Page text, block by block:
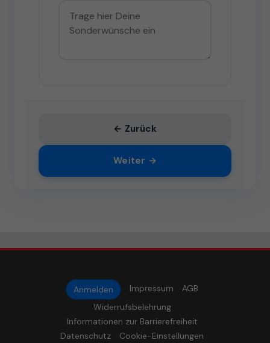
← Zurück
Weiter →
Anmelden Impressum
AGB
Widerrufsbelehrung
Informationen zur Barrierefreiheit
Datenschutz
Cookie-Einstellungen